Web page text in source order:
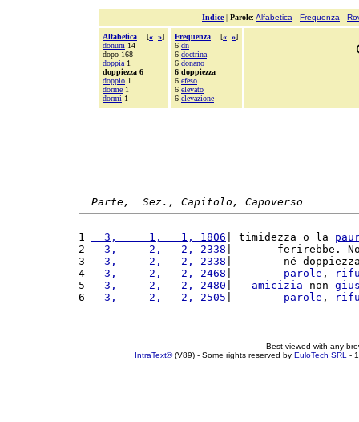
Indice| Parole: Alfabetica - Frequenza -
Alfabetica [« »]
donum 14
dopo 168
doppia 1
doppiezza 6
doppio 1
dorme 1
dormi 1
Frequenza [« »]
6 dn
6 doctrina
6 donano
6 doppiezza
6 efeso
6 elevato
6 elevazione
Parte,  Sez., Capitolo, Capoverso
1
  3,     1,   1, 1806
| timidezza o la
2
  3,     2,   2, 2338
|       ferirebbe.
3
  3,     2,   2, 2338
|        né
4
  3,     2,   2, 2468
parole ,
5
  3,     2,   2, 2480
amicizia non
6
  3,     2,   2, 2505
parole ,
Best viewed with any
IntraText®(V89) - Some rights reserved by EuloTech SRL -